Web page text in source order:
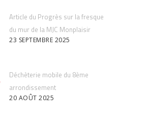
Article du Progrès sur la fresque
du mur de la MJC Monplaisir
23 SEPTEMBRE 2025
Déchèterie mobile du 8ème
arrondissement
20 AOÛT 2025